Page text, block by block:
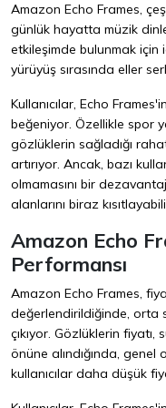
Amazon Echo Frames,
günlük hayatta müzik
etkileşimde bulunmak için
yürüyüş sırasında eller
Kullanıcılar, Echo
beğeniyor. Özellikle spor
gözlüklerin sağladığı
artırıyor. Ancak, bazı
olmamasını bir
alanlarını biraz
Amazon Echo
Performansı
Amazon Echo Frames,
değerlendirildiğinde, orta
çıkıyor. Gözlüklerin
önüne alındığında,
kullanıcılar daha düşük